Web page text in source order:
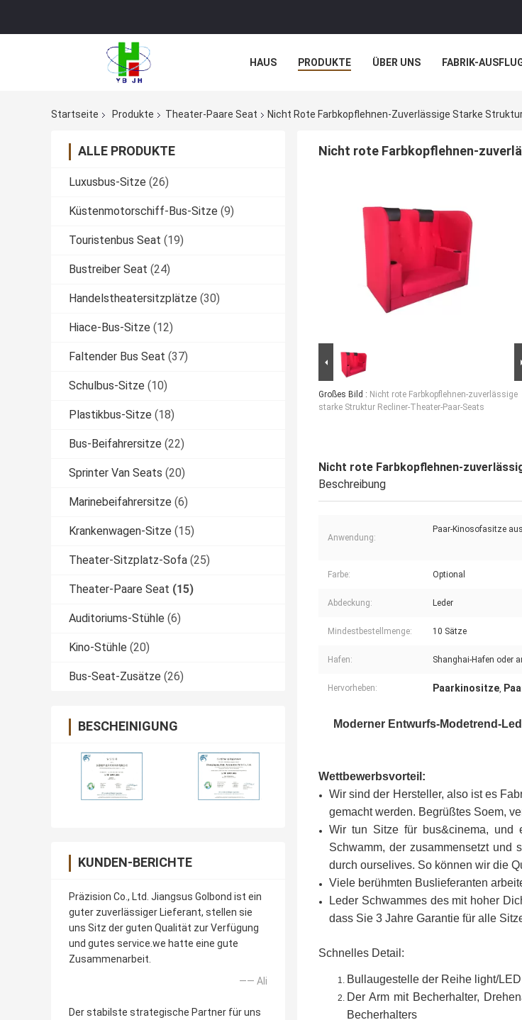
HAUS PRODUKTE ÜBER UNS FABRIK-
Startseite
Produkte Theater-Paare Seat Nicht Rote Farbkopflehnen-Zuverlässige Starke
ALLE PRODUKTE
Luxusbus-Sitze (26)
Küstenmotorschiff-Bus-Sitze (9)
Touristenbus Seat (19)
Bustreiber Seat (24)
Handelstheatersitzplätze (30)
Hiace-Bus-Sitze (12)
Faltender Bus Seat (37)
Schulbus-Sitze (10)
Plastikbus-Sitze (18)
Bus-Beifahrersitze (22)
Sprinter Van Seats (20)
Marinebeifahrersitze (6)
Krankenwagen-Sitze (15)
Theater-Sitzplatz-Sofa (25)
Theater-Paare Seat (15)
Auditoriums-Stühle (6)
Kino-Stühle (20)
Bus-Seat-Zusätze (26)
BESCHEINIGUNG
KUNDEN-BERICHTE
Präzision Co., Ltd. Jiangsus Golbond ist ein
guter zuverlässiger Lieferant, stellen sie
uns Sitz der guten Qualität zur Verfügung
und gutes service.we hatte eine gute
Zusammenarbeit.
—— Ali
Der stabilste strategische Partner für uns
Nicht rote Farbkopflehnen-
Großes Bild : Nicht rote Farbkopflehnen-zuverlässige
starke Struktur Recliner-Theater-Paar-Seats
Nicht rote Farbkopflehnen-
Beschreibung
Anwendung:
Paar-Kinosofasitze
Farbe: Optional
Abdeckung: Leder
Mindestbestellmenge: 10 Sätze
Hafen: Shanghai-Hafen oder
Hervorheben: Paarkinositze,
Moderner Entwurfs-Modetrend-
Wettbewerbsvorteil:
Wir sind der Hersteller, also ist es
gemacht werden. Begrüßtes Soem,
Wir tun Sitze für bus&cinema, und
Schwamm, der zusammensetzt und
durch ourselives. So können wir die
Viele berühmten Buslieferanten
Leder Schwammes des mit hoher
dass Sie 3 Jahre Garantie für alle
Schnelles Detail:
Bullaugestelle der Reihe light/LED
Der Arm mit Becherhalter,
Becherhalters